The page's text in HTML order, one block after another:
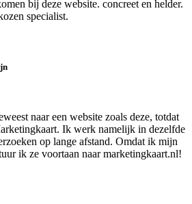
bij deze website. concreet en helder.
specialist.
naar een website zoals deze, totdat
Ik werk namelijk in dezelfde
op lange afstand. Omdat ik mijn
ik ze voortaan naar marketingkaart.nl!